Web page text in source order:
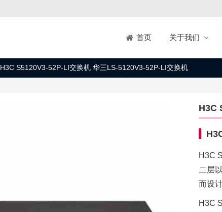
首页 关于我们
H3C S5120V3-52P-LI交换机 华三LS-5120V3-52P-LI交换机
H3C
H3C
二层
而设
H3C